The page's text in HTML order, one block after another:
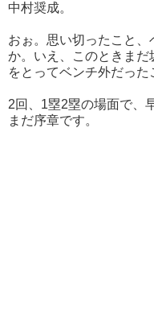
中村奨成。
おぉ。思い切ったこと
か。いえ、このときま
をとってベンチ外だった
2回、1塁2塁の場面で、
まだ序章です。